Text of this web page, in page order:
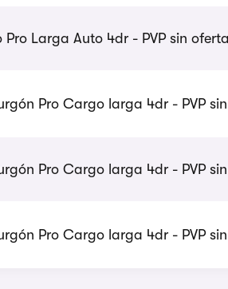
Pro Larga Auto 4dr - PVP sin
Pro Cargo larga 4dr - PVP
Pro Cargo larga 4dr - PVP
Pro Cargo larga 4dr - PVP